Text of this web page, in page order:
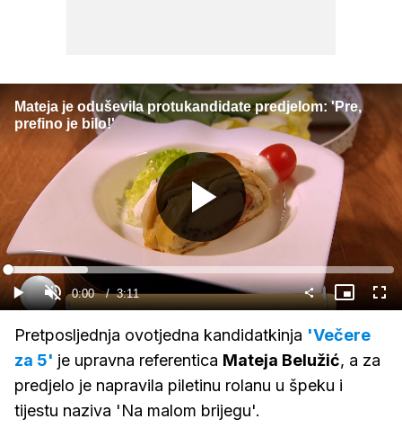
Mateja je oduševila protukandidate predjelom: 'Pre,
prefino je bilo!'
Gledaj
GledajUpali
zvuk
Current
Time
0:00 / Duration
3:11
Loaded:
20.79%
Slika
u
Pretposljednja ovotjedna kandidatkinja 'Večere
za 5' je upravna referentica Mateja Belužić, a za
predjelo je napravila piletinu rolanu u špeku i
tijestu naziva 'Na malom brijegu'.